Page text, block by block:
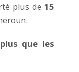
plus de 15
que les